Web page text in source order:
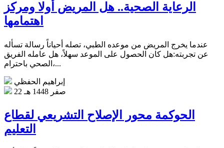
الرعاية الصحية.. هل المريض أولا ومركز
اهتمامها
عندما يخرج المريض من موعده الطبي، تصله أحياناً رسالة تسأله
عن تجربته:هل كان الحصول على الموعد سهلاً، هل عامله الفريق
الصحي باحترام،...
إبراهيم الحفظي
22 صفر 1448 هـ
الحوكمة محور الإصلاح التشريعي لقطاع
التعليم